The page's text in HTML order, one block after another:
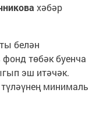
хәбәр
белән
төбәк буенча
эш итәчәк.
минималь